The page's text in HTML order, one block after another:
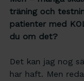
träning och
patienter med
du om det?
Det kan jag nog
har haft. Men